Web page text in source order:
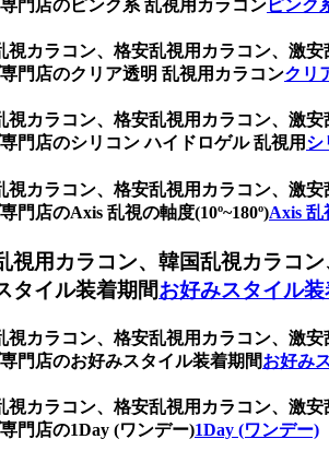
門店のピンク系 乱視用カラコンピンク
カラコン、格安乱視用カラコン、激
門店のクリア透明 乱視用カラコンクリ
カラコン、格安乱視用カラコン、激
門店のシリコン ハイドロゲル 乱視用 シ
カラコン、格安乱視用カラコン、激
店のAxis 乱視の軸度(10º~180º)Axis 乱
用カラコン、韓国乱視カラコ
タイル装着期間お好みスタイル装
カラコン、格安乱視用カラコン、激
門店のお好みスタイル装着期間お好み
カラコン、格安乱視用カラコン、激
門店の1Day (ワンデー)1Day (ワンデー)